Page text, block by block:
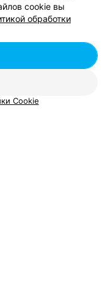
cookie вы
обработки
Cookie